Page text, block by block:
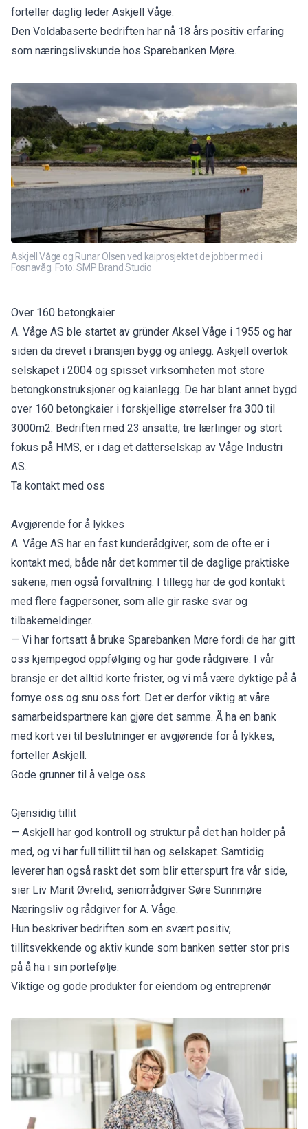
forteller daglig leder Askjell Våge.
Den Voldabaserte bedriften har nå 18 års positiv erfaring
som næringslivskunde hos Sparebanken Møre.
Askjell Våge og Runar Olsen ved kaiprosjektet de jobber med i
Fosnavåg. Foto: SMP Brand Studio
Over 160 betongkaier
A. Våge AS ble startet av gründer Aksel Våge i 1955 og har
siden da drevet i bransjen bygg og anlegg. Askjell overtok
selskapet i 2004 og spisset virksomheten mot store
betongkonstruksjoner og kaianlegg. De har blant annet bygd
over 160 betongkaier i forskjellige størrelser fra 300 til
3000m2. Bedriften med 23 ansatte, tre lærlinger og stort
fokus på HMS, er i dag et datterselskap av Våge Industri
AS.
Ta kontakt med oss
Avgjørende for å lykkes
A. Våge AS har en fast kunderådgiver, som de ofte er i
kontakt med, både når det kommer til de daglige praktiske
sakene, men også forvaltning. I tillegg har de god kontakt
med flere fagpersoner, som alle gir raske svar og
tilbakemeldinger.
— Vi har fortsatt å bruke Sparebanken Møre fordi de har gitt
oss kjempegod oppfølging og har gode rådgivere. I vår
bransje er det alltid korte frister, og vi må være dyktige på å
fornye oss og snu oss fort. Det er derfor viktig at våre
samarbeidspartnere kan gjøre det samme. Å ha en bank
med kort vei til beslutninger er avgjørende for å lykkes,
forteller Askjell.
Gode grunner til å velge oss
Gjensidig tillit
— Askjell har god kontroll og struktur på det han holder på
med, og vi har full tillitt til han og selskapet. Samtidig
leverer han også raskt det som blir etterspurt fra vår side,
sier Liv Marit Øvrelid, seniorrådgiver Søre Sunnmøre
Næringsliv og rådgiver for A. Våge.
Hun beskriver bedriften som en svært positiv,
tillitsvekkende og aktiv kunde som banken setter stor pris
på å ha i sin portefølje.
Viktige og gode produkter for eiendom og entreprenør